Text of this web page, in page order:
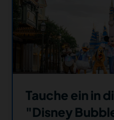
Tauche ein in
"Disney